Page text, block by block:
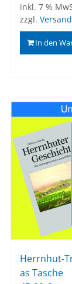
inkl. 7 %
zzgl.
In den
Herrn­hut-
as Ta­sche